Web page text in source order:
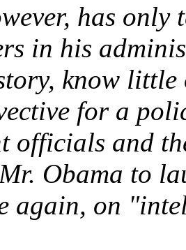
has only
in his
know
for a
officials and
Obama to
again, on